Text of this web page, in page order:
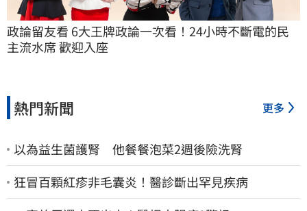
政論留友看 6大王牌政論一次看！24小時不斷電的民
主流水席 歡迎入座
熱門新聞 更多
以為益生菌護腎 他餐餐泡菜2週後險洗腎
狂冒百顆紅疹非毛囊炎！醫診斷出罕見疾病